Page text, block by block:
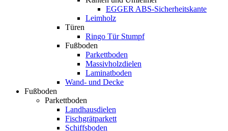
EGGER ABS-Sicherheitskante
Leimholz
Türen
Ringo Tür Stumpf
Fußboden
Parkettboden
Massivholzdielen
Laminatboden
Wand- und Decke
Fußboden
Parkettboden
Landhausdielen
Fischgrätparkett
Schiffsboden